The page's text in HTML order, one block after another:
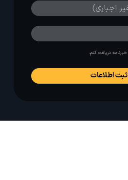
دریافت کنم.